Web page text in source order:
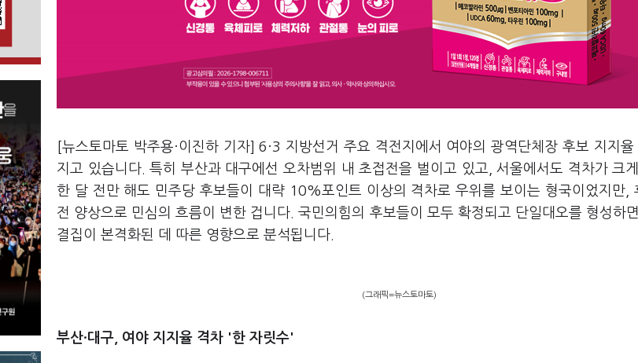
[뉴스토마토 박주용·이진하 기자] 6·3 지방선거 주요 격전지에서 여야의 광역단체장 후보 지지율
지고 있습니다. 특히 부산과 대구에선 오차범위 내 초접전을 벌이고 있고, 서울에서도 격차가 크
한 달 전만 해도 민주당 후보들이 대략 10%포인트 이상의 격차로 우위를 보이는 형국이었지만,
전 양상으로 민심의 흐름이 변한 겁니다. 국민의힘의 후보들이 모두 확정되고 단일대오를 형성하
결집이 본격화된 데 따른 영향으로 분석됩니다.
(그래픽=뉴스토마토)
부산·대구, 여야 지지율 격차 '한 자릿수'